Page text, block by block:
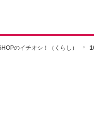
のイチオシ！（くらし）